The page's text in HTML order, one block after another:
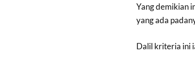
Yang demikian
yang ada
Dalil kriteria ini